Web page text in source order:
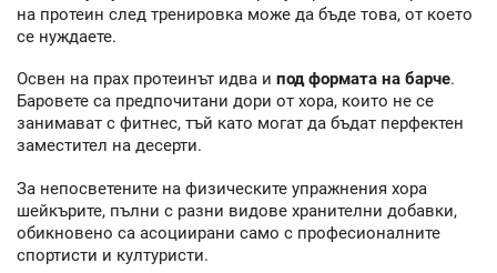
на протеин след тренировка може да бъде това, от което
се нуждаете.
Освен на прах протеинът идва и под формата на барче.
Баровете са предпочитани дори от хора, които не се
занимават с фитнес, тъй като могат да бъдат перфектен
заместител на десерти.
За непосветените на физическите упражнения хора
шейкърите, пълни с разни видове хранителни добавки,
обикновено са асоциирани само с професионалните
спортисти и културисти.